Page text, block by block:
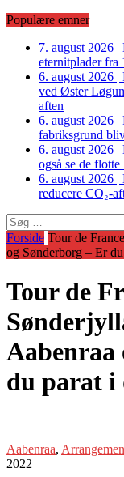
Populære emner
7. august 2026 |
eternitplader fra
6. august 2026 |
ved Øster
aften
6. august 2026 |
fabriksgrund
6. august 2026 |
også se de
6. august 2026 |
reducere CO₂-
Søg
efter:
Forside Tour de
og Sønderborg – Er
Tour de
Aabenraa
du parat i
Aabenraa,
2022